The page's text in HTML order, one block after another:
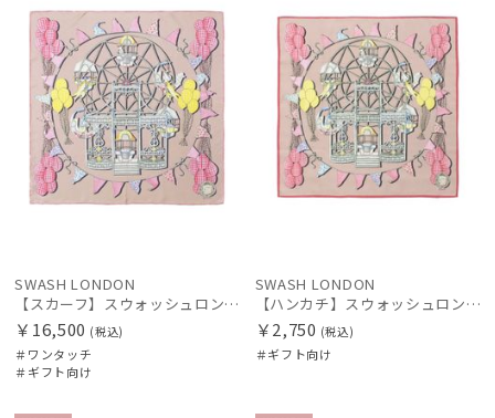
帽子
その他
カラー
SWASH LONDON
【スカーフ】スウォッシュロンドン (SWASH LONDON) Ferris Flight 68*68 シルク 日本製
￥16,500 (税込)
＃ワンタッチ
＃ギフト向け
SWASH LONDON
【ハンカチ】スウォッシュロンドン (SWASH LONDON) Ferris Flight 52*52 日本製
￥2,750 (税込)
＃ギフト向け